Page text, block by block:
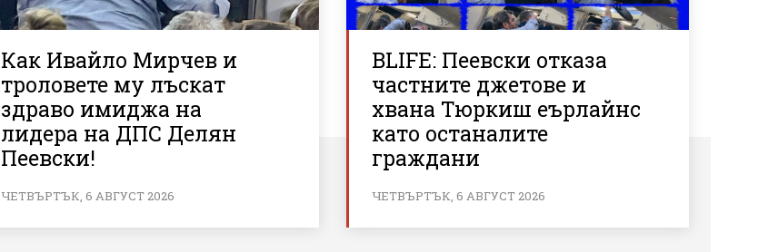
Как Ивайло Мирчев и
троловете му лъскат
здраво имиджа на
лидера на ДПС Делян
Пеевски!
ЧЕТВЪРТЪК, 6 АВГУСТ 2026
BLIFE: Пеевски отказа
частните джетове и
хвана Тюркиш еърлайнс
като останалите
граждани
ЧЕТВЪРТЪК, 6 АВГУСТ 2026